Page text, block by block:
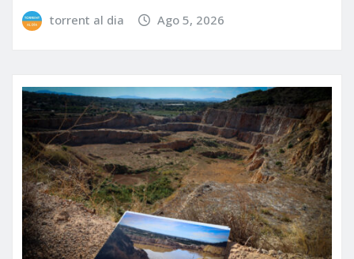
torrent al dia Ago 5, 2026